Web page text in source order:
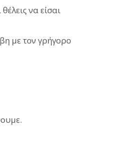
να είσαι
με τον γρήγορο